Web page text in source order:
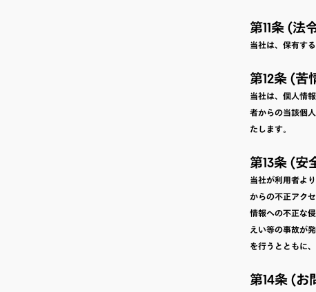
第11条 (法
当社は、保有す
第12条 (苦
当社は、個人情
者からの当該個
たします。
第13条 (安
当社が利用者よ
からの不正アク
情報への不正な
えい等の事故が
を行うとともに
第14条 (お